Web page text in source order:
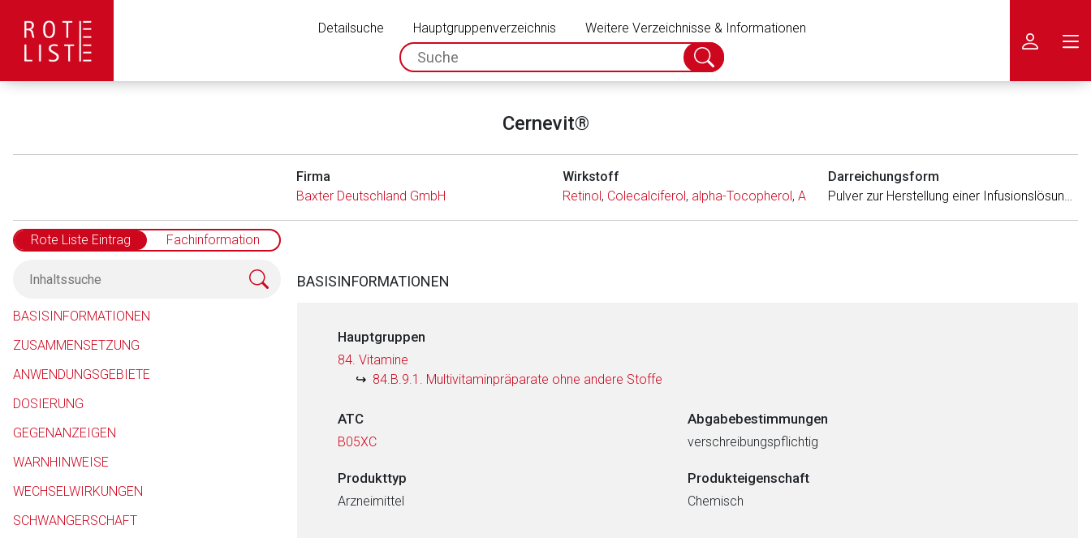
Detailsuche Hauptgruppenverzeichnis
Weitere Verzeichnisse & Informationen
spc.search.input.placeholder
Suche
abschicken
Cernevit®
Firma
Baxter Deutschland GmbH
Wirkstoff
Retinol, Colecalciferol, alpha-Tocopherol, Ascorbinsäure, Cocarboxylase,Riboflavin-5′-
Darreichungsform
Pulver zur Herstellung einer Infusionslösung (Lyophilisat)
Rote Liste Eintrag Fachinformation
BASISINFORMATIONEN
ZUSAMMENSETZUNG
ANWENDUNGSGEBIETE
DOSIERUNG
GEGENANZEIGEN
WARNHINWEISE
WECHSELWIRKUNGEN
SCHWANGERSCHAFT
BASISINFORMATIONEN
Hauptgruppen
84. Vitamine
84.B.9.1. Multivitaminpräparate ohne andere Stoffe
ATC
B05XC
Abgabebestimmungen
verschreibungspflichtig
Produkttyp
Arzneimittel
Produkteigenschaft
Chemisch